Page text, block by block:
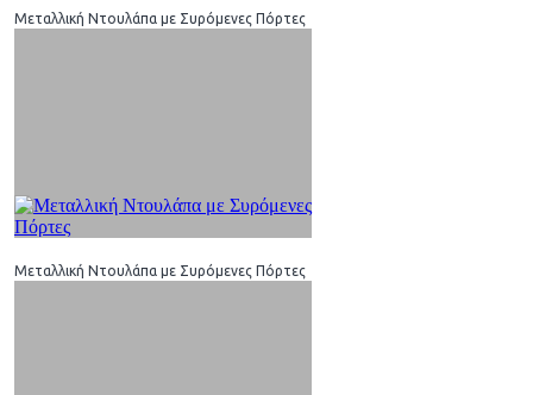
Μεταλλική Ντουλάπα με Συρόμενες Πόρτες
Μεταλλική Ντουλάπα με Συρόμενες Πόρτες